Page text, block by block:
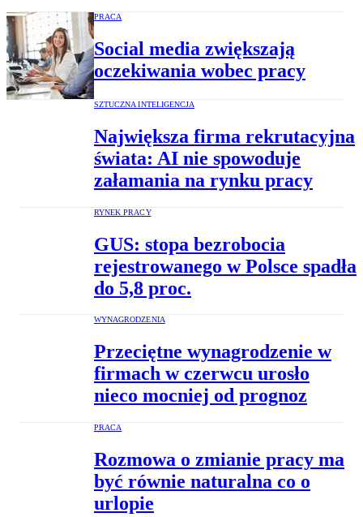
PRACA
Social media zwiększają
oczekiwania wobec pracy
SZTUCZNA INTELIGENCJA
Największa firma rekrutacyjna
świata: AI nie spowoduje
załamania na rynku pracy
RYNEK PRACY
GUS: stopa bezrobocia
rejestrowanego w Polsce spadła
do 5,8 proc.
WYNAGRODZENIA
Przeciętne wynagrodzenie w
firmach w czerwcu urosło
nieco mocniej od prognoz
PRACA
Rozmowa o zmianie pracy ma
być równie naturalna co o
urlopie